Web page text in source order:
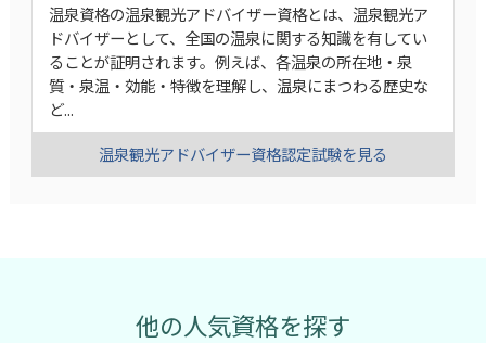
温泉資格の温泉観光アドバイザー資格とは、温泉観光ア
ドバイザーとして、全国の温泉に関する知識を有してい
ることが証明されます。例えば、各温泉の所在地・泉
質・泉温・効能・特徴を理解し、温泉にまつわる歴史な
ど...
温泉観光アドバイザー資格認定試験を見る
他の人気資格を探す